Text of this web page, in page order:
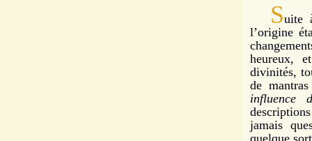
Suite
l’origine
heureux,
divinités,
de
influence
jamais